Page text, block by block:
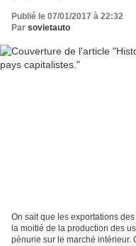
Publié le 07/01/2017 à 22:32
Par sovietauto
On sait que les exportations
la moitié de la production des
pénurie sur le marché intérieur.